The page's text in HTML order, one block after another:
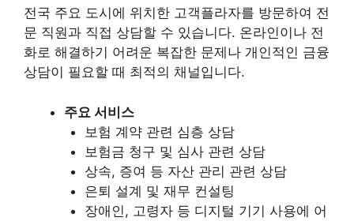
전국 주요 도시에 위치한 고객플라자를 방문하여 전
문 직원과 직접 상담할 수 있습니다. 온라인이나 전
화로 해결하기 어려운 복잡한 문제나 개인적인 금융
상담이 필요할 때 최적의 채널입니다.
주요 서비스
보험 계약 관련 심층 상담
보험금 청구 및 심사 관련 상담
상속, 증여 등 자산 관리 관련 상담
은퇴 설계 및 재무 컨설팅
장애인, 고령자 등 디지털 기기 사용에 어